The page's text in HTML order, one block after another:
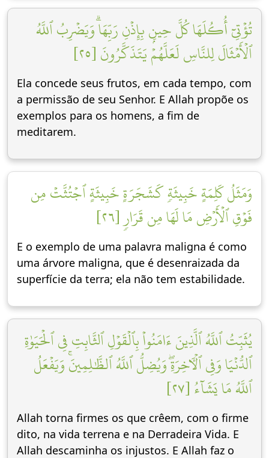
تُؤۡتِيٓ أُكُلَهَا كُلَّ حِينِۭ بِإِذۡنِ رَبِّهَاۗ وَيَضۡرِبُ ٱللَّهُ
ٱلۡأَمۡثَالَ لِلنَّاسِ لَعَلَّهُمۡ يَتَذَكَّرُونَ [٢٥]
Ela concede seus frutos, em cada tempo, com
a permissão de seu Senhor. E Allah propõe os
exemplos para os homens, a fim de
meditarem.
وَمَثَلُ كَلِمَةٍ خَبِيثَةٖ كَشَجَرَةٍ خَبِيثَةٍ ٱجۡتُثَّتۡ مِن
فَوۡقِ ٱلۡأَرۡضِ مَا لَهَا مِن قَرَارٖ [٢٦]
E o exemplo de uma palavra maligna é como
uma árvore maligna, que é desenraizada da
superfície da terra; ela não tem estabilidade.
يُثَبِّتُ ٱللَّهُ ٱلَّذِينَ ءَامَنُواْ بِٱلۡقَوۡلِ ٱلثَّابِتِ فِي ٱلۡحَيَوٰةِ
ٱلدُّنۡيَا وَفِي ٱلۡأٓخِرَةِۖ وَيُضِلُّ ٱللَّهُ ٱلظَّٰلِمِينَۚ وَيَفۡعَلُ
ٱللَّهُ مَا يَشَآءُ [٢٧]
Allah torna firmes os que crêem, com o firme
dito, na vida terrena e na Derradeira Vida. E
Allah descaminha os injustos. E Allah faz o